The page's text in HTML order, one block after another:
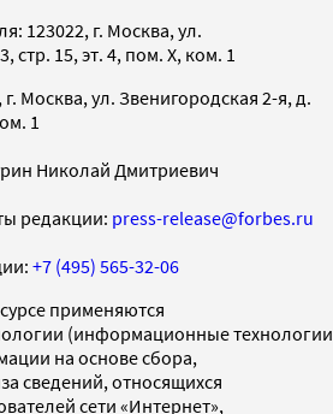
123022, г. Москва, ул.
стр. 15, эт. 4, пом. X, ком. 1
Москва, ул. Звенигородская 2-я, д.
1
Николай Дмитриевич
редакции: press-release@forbes.ru
+7 (495) 565-32-06
применяются
(информационные технологии
на основе сбора,
сведений, относящихся
сети «Интернет»,